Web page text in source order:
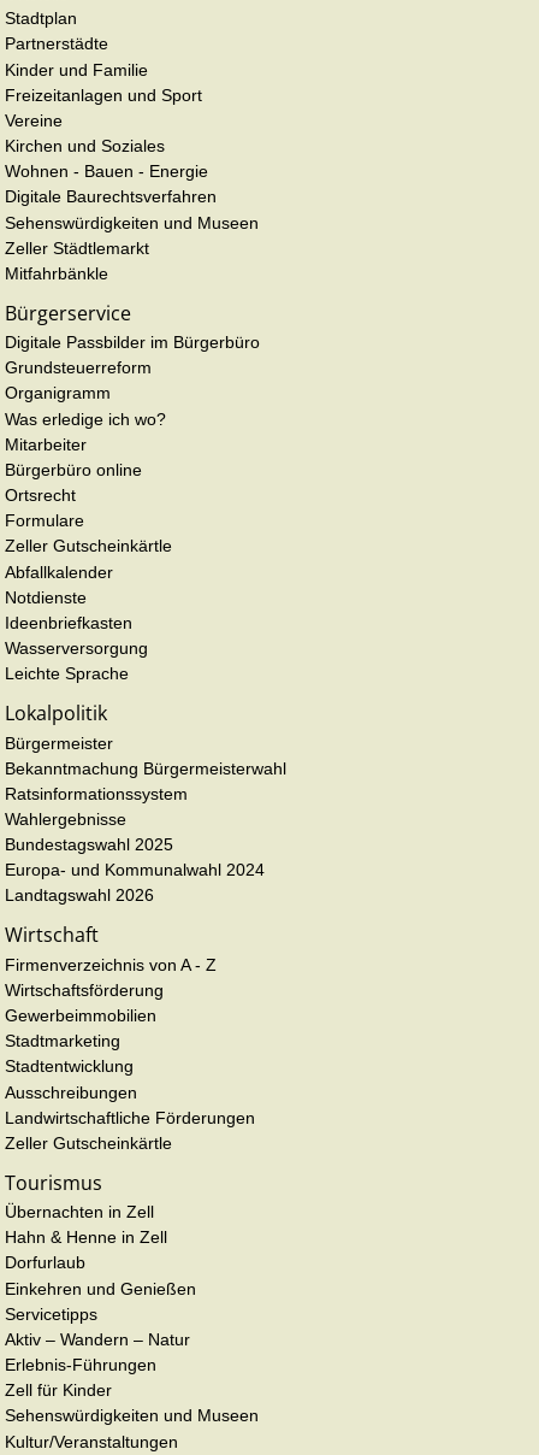
Stadtplan
Partnerstädte
Kinder und Familie
Freizeitanlagen und Sport
Vereine
Kirchen und Soziales
Wohnen - Bauen - Energie
Digitale Baurechtsverfahren
Sehenswürdigkeiten und Museen
Zeller Städtlemarkt
Mitfahrbänkle
Bürgerservice
Digitale Passbilder im Bürgerbüro
Grundsteuerreform
Organigramm
Was erledige ich wo?
Mitarbeiter
Bürgerbüro online
Ortsrecht
Formulare
Zeller Gutscheinkärtle
Abfallkalender
Notdienste
Ideenbriefkasten
Wasserversorgung
Leichte Sprache
Lokalpolitik
Bürgermeister
Bekanntmachung Bürgermeisterwahl
Ratsinformationssystem
Wahlergebnisse
Bundestagswahl 2025
Europa- und Kommunalwahl 2024
Landtagswahl 2026
Wirtschaft
Firmenverzeichnis von A - Z
Wirtschaftsförderung
Gewerbeimmobilien
Stadtmarketing
Stadtentwicklung
Ausschreibungen
Landwirtschaftliche Förderungen
Zeller Gutscheinkärtle
Tourismus
Übernachten in Zell
Hahn & Henne in Zell
Dorfurlaub
Einkehren und Genießen
Servicetipps
Aktiv – Wandern – Natur
Erlebnis-Führungen
Zell für Kinder
Sehenswürdigkeiten und Museen
Kultur/Veranstaltungen